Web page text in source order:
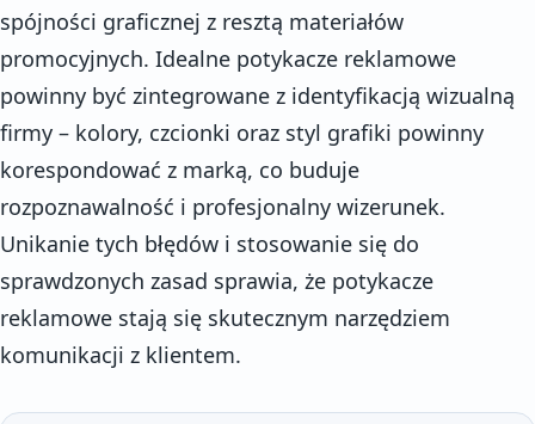
spójności graficznej z resztą materiałów
promocyjnych. Idealne potykacze reklamowe
powinny być zintegrowane z identyfikacją wizualną
firmy – kolory, czcionki oraz styl grafiki powinny
korespondować z marką, co buduje
rozpoznawalność i profesjonalny wizerunek.
Unikanie tych błędów i stosowanie się do
sprawdzonych zasad sprawia, że potykacze
reklamowe stają się skutecznym narzędziem
komunikacji z klientem.